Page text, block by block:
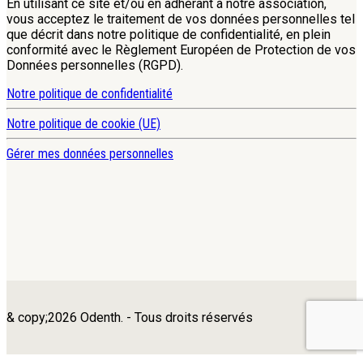
En utilisant ce site et/ou en adhérant à notre association,
vous acceptez le traitement de vos données personnelles tel
que décrit dans notre politique de confidentialité, en plein
conformité avec le Règlement Européen de Protection de vos
Données personnelles (RGPD).
Notre politique de confidentialité
Notre politique de cookie (UE)
Gérer mes données personnelles
& copy;2026 Odenth. - Tous droits réservés